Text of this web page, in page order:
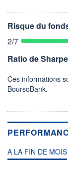
Risque du
2/7
Ratio de Sharpe
Ces informations
BoursoBank.
A LA FIN DE MOIS